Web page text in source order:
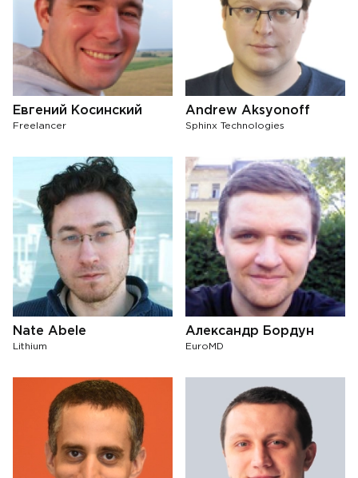
Евгений Косинский
Freelancer
Andrew Aksyonoff
Sphinx Technologies
Nate Abele
Lithium
Александр Бордун
EuroMD